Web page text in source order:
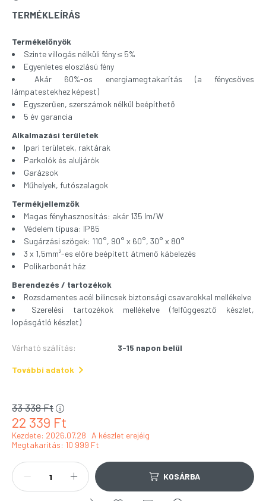
TERMÉKLEÍRÁS
Termékelőnyök
Szinte villogás nélküli fény ≤ 5%
Egyenletes eloszlású fény
Akár 60%-os energiamegtakarítás (a fénycsöves
lámpatestekhez képest)
Egyszerűen, szerszámok nélkül beépíthető
5 év garancia
Alkalmazási területek
Ipari területek, raktárak
Parkolók és aluljárók
Garázsok
Műhelyek, futószalagok
Termékjellemzők
Magas fényhasznosítás: akár 135 lm/W
Védelem típusa: IP65
Sugárzási szögek: 110°, 90° x 60°, 30° x 80°
3 x 1,5mm²-es előre beépített átmenő kábelezés
Polikarbonát ház
Berendezés / tartozékok
Rozsdamentes acél bilincsek biztonsági csavarokkal mellékelve
Szerelési tartozékok mellékelve (felfüggesztő készlet,
lopásgátló készlet)
Várható szállítás: 3-15 napon belül
További adatok
22 339 Ft
33 338Ft
Kezdete: 2026.07.28
A készlet erejéig
Megtakarítás 10 999 Ft
KOSÁRBA